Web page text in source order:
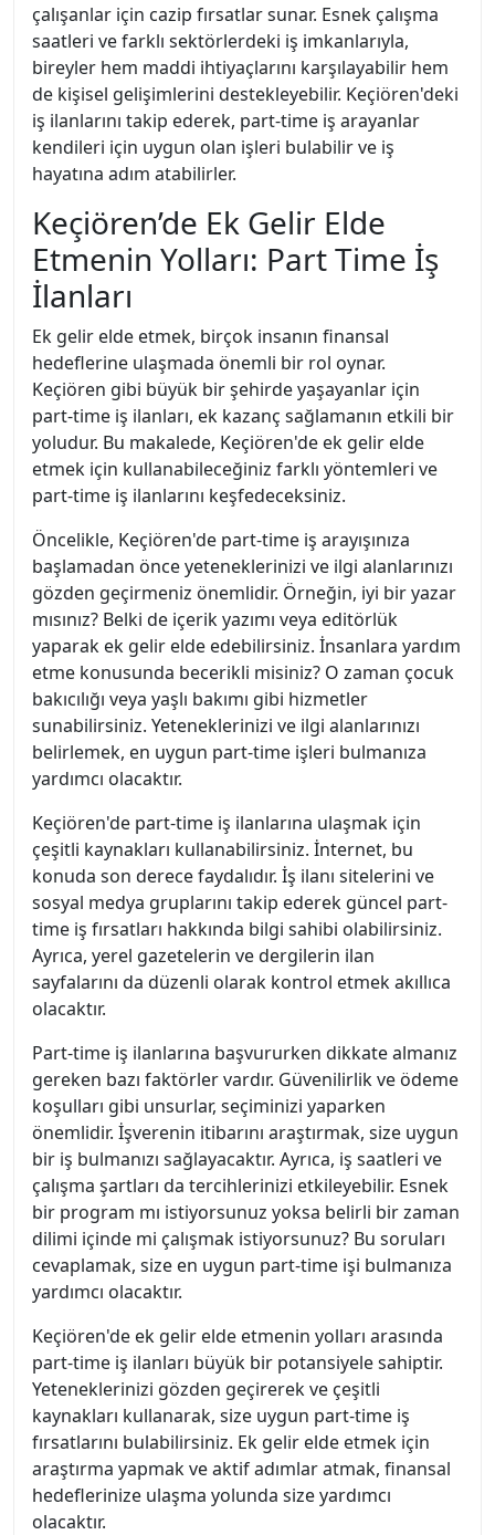
çalışanlar için cazip fırsatlar sunar. Esnek çalışma
saatleri ve farklı sektörlerdeki iş imkanlarıyla,
bireyler hem maddi ihtiyaçlarını karşılayabilir hem
de kişisel gelişimlerini destekleyebilir. Keçiören'deki
iş ilanlarını takip ederek, part-time iş arayanlar
kendileri için uygun olan işleri bulabilir ve iş
hayatına adım atabilirler.
Keçiören’de Ek Gelir Elde
Etmenin Yolları: Part Time İş
İlanları
Ek gelir elde etmek, birçok insanın finansal
hedeflerine ulaşmada önemli bir rol oynar.
Keçiören gibi büyük bir şehirde yaşayanlar için
part-time iş ilanları, ek kazanç sağlamanın etkili bir
yoludur. Bu makalede, Keçiören'de ek gelir elde
etmek için kullanabileceğiniz farklı yöntemleri ve
part-time iş ilanlarını keşfedeceksiniz.
Öncelikle, Keçiören'de part-time iş arayışınıza
başlamadan önce yeteneklerinizi ve ilgi alanlarınızı
gözden geçirmeniz önemlidir. Örneğin, iyi bir yazar
mısınız? Belki de içerik yazımı veya editörlük
yaparak ek gelir elde edebilirsiniz. İnsanlara yardım
etme konusunda becerikli misiniz? O zaman çocuk
bakıcılığı veya yaşlı bakımı gibi hizmetler
sunabilirsiniz. Yeteneklerinizi ve ilgi alanlarınızı
belirlemek, en uygun part-time işleri bulmanıza
yardımcı olacaktır.
Keçiören'de part-time iş ilanlarına ulaşmak için
çeşitli kaynakları kullanabilirsiniz. İnternet, bu
konuda son derece faydalıdır. İş ilanı sitelerini ve
sosyal medya gruplarını takip ederek güncel part-
time iş fırsatları hakkında bilgi sahibi olabilirsiniz.
Ayrıca, yerel gazetelerin ve dergilerin ilan
sayfalarını da düzenli olarak kontrol etmek akıllıca
olacaktır.
Part-time iş ilanlarına başvururken dikkate almanız
gereken bazı faktörler vardır. Güvenilirlik ve ödeme
koşulları gibi unsurlar, seçiminizi yaparken
önemlidir. İşverenin itibarını araştırmak, size uygun
bir iş bulmanızı sağlayacaktır. Ayrıca, iş saatleri ve
çalışma şartları da tercihlerinizi etkileyebilir. Esnek
bir program mı istiyorsunuz yoksa belirli bir zaman
dilimi içinde mi çalışmak istiyorsunuz? Bu soruları
cevaplamak, size en uygun part-time işi bulmanıza
yardımcı olacaktır.
Keçiören'de ek gelir elde etmenin yolları arasında
part-time iş ilanları büyük bir potansiyele sahiptir.
Yeteneklerinizi gözden geçirerek ve çeşitli
kaynakları kullanarak, size uygun part-time iş
fırsatlarını bulabilirsiniz. Ek gelir elde etmek için
araştırma yapmak ve aktif adımlar atmak, finansal
hedeflerinize ulaşma yolunda size yardımcı
olacaktır.